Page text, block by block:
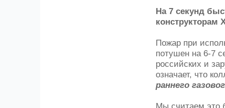
На 7 секунд
конструкторам
Пожар при
потушен на 6-7
российских и
означает, что
раннего
Мы считаем это